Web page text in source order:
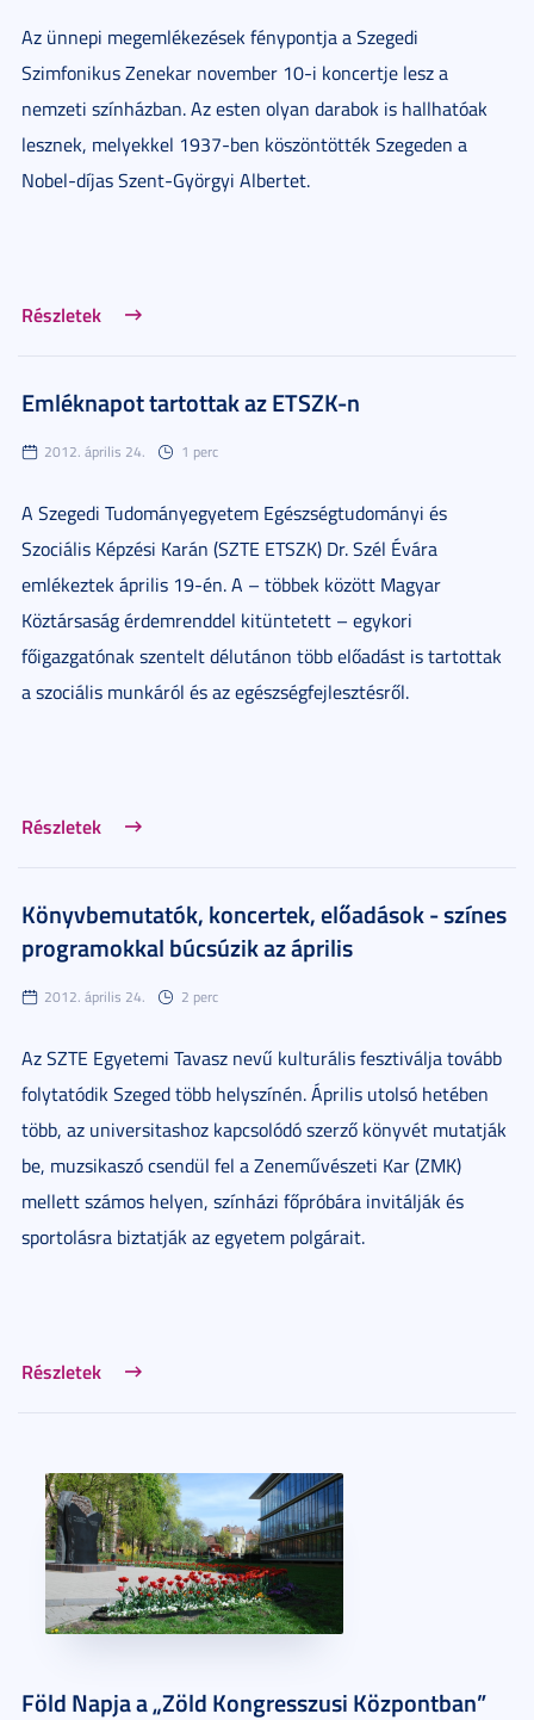
Az ünnepi megemlékezések fénypontja a Szegedi
Szimfonikus Zenekar november 10-i koncertje lesz a
nemzeti színházban. Az esten olyan darabok is hallhatóak
lesznek, melyekkel 1937-ben köszöntötték Szegeden a
Nobel-díjas Szent-Györgyi Albertet.
Részletek
Emléknapot tartottak az ETSZK-n
2012. április 24. 1 perc
A Szegedi Tudományegyetem Egészségtudományi és
Szociális Képzési Karán (SZTE ETSZK) Dr. Szél Évára
emlékeztek április 19-én. A – többek között Magyar
Köztársaság érdemrenddel kitüntetett – egykori
főigazgatónak szentelt délutánon több előadást is tartottak
a szociális munkáról és az egészségfejlesztésről.
Részletek
Könyvbemutatók, koncertek, előadások - színes
programokkal búcsúzik az április
2012. április 24. 2 perc
Az SZTE Egyetemi Tavasz nevű kulturális fesztiválja tovább
folytatódik Szeged több helyszínén. Április utolsó hetében
több, az universitashoz kapcsolódó szerző könyvét mutatják
be, muzsikaszó csendül fel a Zeneművészeti Kar (ZMK)
mellett számos helyen, színházi főpróbára invitálják és
sportolásra biztatják az egyetem polgárait.
Részletek
Föld Napja a „Zöld Kongresszusi Központban”